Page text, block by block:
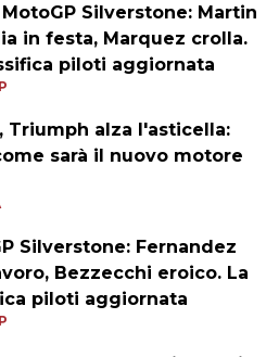
Silverstone: Martin
in festa, Marquez crolla.
piloti aggiornata
Triumph alza l'asticella:
sarà il nuovo motore
Silverstone: Fernandez
Bezzecchi eroico. La
piloti aggiornata